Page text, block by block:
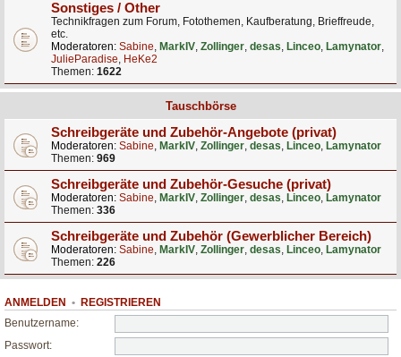
Sonstiges / Other
Technikfragen zum Forum, Fotothemen, Kaufberatung, Brieffreude,
etc.
Moderatoren: Sabine, MarkIV, Zollinger, desas, Linceo, Lamynator,
JulieParadise, HeKe2
Themen: 1622
Tauschbörse
Schreibgeräte und Zubehör-Angebote (privat)
Moderatoren: Sabine, MarkIV, Zollinger, desas, Linceo, Lamynator
Themen: 969
Schreibgeräte und Zubehör-Gesuche (privat)
Moderatoren: Sabine, MarkIV, Zollinger, desas, Linceo, Lamynator
Themen: 336
Schreibgeräte und Zubehör (Gewerblicher Bereich)
Moderatoren: Sabine, MarkIV, Zollinger, desas, Linceo, Lamynator
Themen: 226
ANMELDEN • REGISTRIEREN
Benutzername:
Passwort: